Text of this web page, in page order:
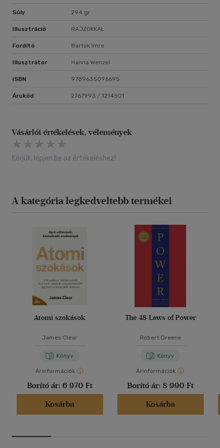
Súly 294 gr
Illusztráció RAJZOKKAL
Fordító Bartók Imre
Illusztrátor Hanna Wenzel
ISBN 9789635096695
Árukód 2767993 / 1214501
Vásárlói értékelések, vélemények
Kérjük, lépjen be az értékeléshez!
A kategória legkedveltebb termékei
Atomi szokások
James Clear
Könyv
Árinformációk
Borító ár: 6 970 Ft
Kosárba
The 48 Laws of Power
Robert Greene
Könyv
Árinformációk
Borító ár: 8 990 Ft
Kosárba